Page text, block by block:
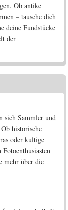
Ob antike
– tausche dich
deine Fundstücke
der
sich Sammler und
historische
oder kultige
mehr über die